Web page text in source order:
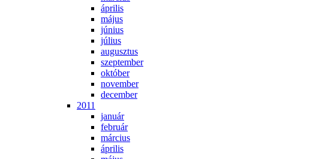
áp­ri­lis
má­jus
jú­ni­us
jú­li­us
au­gusz­tus
szep­tem­ber
ok­tó­ber
no­vem­ber
de­cem­ber
2011
ja­nu­ár
feb­ru­ár
már­ci­us
áp­ri­lis